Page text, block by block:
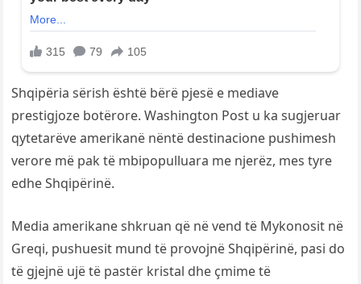
Shqipëria sërish është bërë pjesë e mediave
prestigjoze botërore. Washington Post u ka sugjeruar
qytetarëve amerikanë nëntë destinacione pushimesh
verore më pak të mbipopulluara me njerëz, mes tyre
edhe Shqipërinë.
Media amerikane shkruan që në vend të Mykonosit në
Greqi, pushuesit mund të provojnë Shqipërinë, pasi do
të gjejnë ujë të pastër kristal dhe çmime të